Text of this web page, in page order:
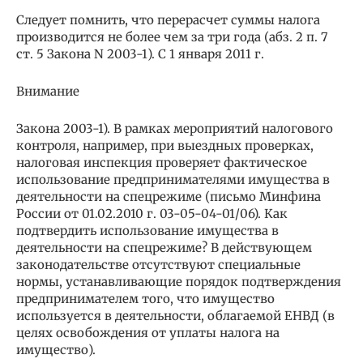
Следует помнить, что перерасчет суммы налога
производится не более чем за три года (абз. 2 п. 7
ст. 5 Закона N 2003-1). С 1 января 2011 г.
Внимание
Закона 2003-1). В рамках мероприятий налогового
контроля, например, при выездных проверках,
налоговая инспекция проверяет фактическое
использование предпринимателями имущества в
деятельности на спецрежиме (письмо Минфина
России от 01.02.2010 г. 03-05-04-01/06). Как
подтвердить использование имущества в
деятельности на спецрежиме? В действующем
законодательстве отсутствуют специальные
нормы, устанавливающие порядок подтверждения
предпринимателем того, что имущество
используется в деятельности, облагаемой ЕНВД (в
целях освобождения от уплаты налога на
имущество).